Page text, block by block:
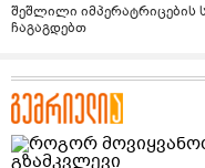
შეშლილი იმპერატრიცების
ჩაგაგდებთ